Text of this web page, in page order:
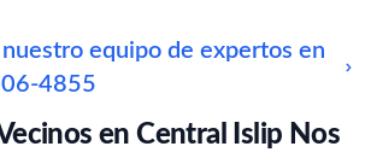
equipo de expertos en
4855
en Central Islip Nos